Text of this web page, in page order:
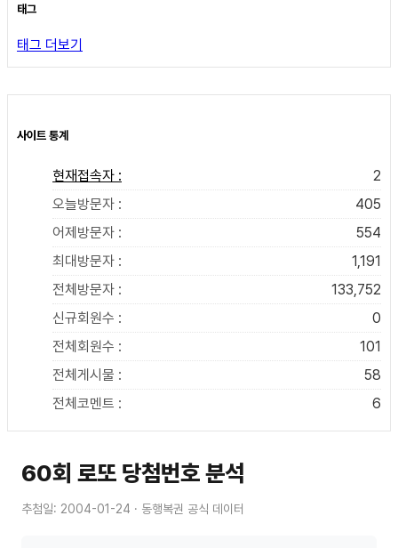
태그
태그 더보기
사이트 통계
현재접속자 :
2
오늘방문자 :
405
어제방문자 :
554
최대방문자 :
1,191
전체방문자 :
133,752
신규회원수 :
0
전체회원수 :
101
전체게시물 :
58
전체코멘트 :
6
60회 로또 당첨번호 분석
추첨일: 2004-01-24 · 동행복권 공식 데이터